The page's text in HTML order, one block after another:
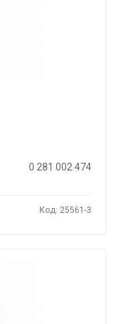
0 281 002 474
Код: 25561-3